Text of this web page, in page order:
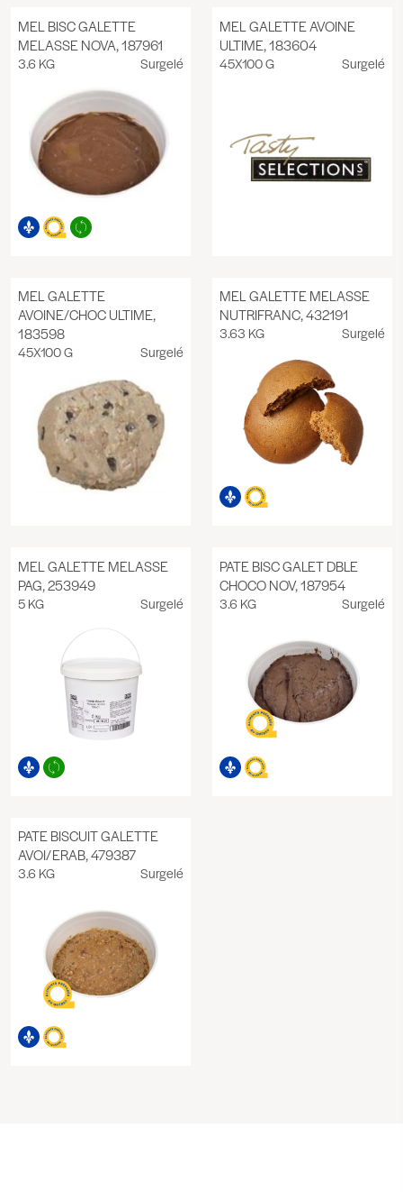
MEL BISC GALETTE
MELASSE NOVA, 187961
3.6 KG Surgelé
MEL GALETTE AVOINE
ULTIME, 183604
45X100 G Surgelé
MEL GALETTE
AVOINE/CHOC ULTIME,
183598
45X100 G Surgelé
MEL GALETTE MELASSE
NUTRIFRANC, 432191
3.63 KG Surgelé
MEL GALETTE MELASSE
PAG, 253949
5 KG Surgelé
PATE BISC GALET DBLE
CHOCO NOV, 187954
3.6 KG Surgelé
PATE BISCUIT GALETTE
AVOI/ERAB, 479387
3.6 KG Surgelé